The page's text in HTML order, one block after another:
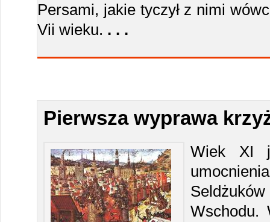
Persami, jakie tyczył z nimi
Vii wieku. . . .
Pierwsza wyprawa
Wiek XI
Wschodu.